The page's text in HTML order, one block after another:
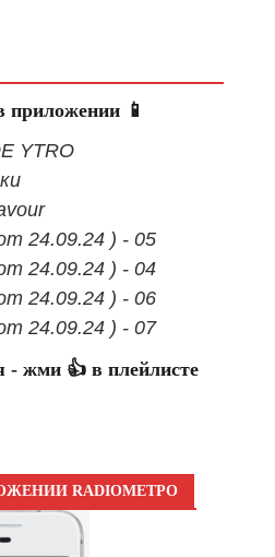
📱
YTRO
24.09.24 ) - 05
24.09.24 ) - 04
24.09.24 ) - 06
24.09.24 ) - 07
- жми 👍 в плейлисте
RADIOМЕТРО